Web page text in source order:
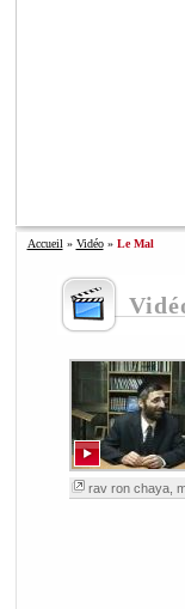
Accueil » Vidéo» Le Mal
rav ron chaya,